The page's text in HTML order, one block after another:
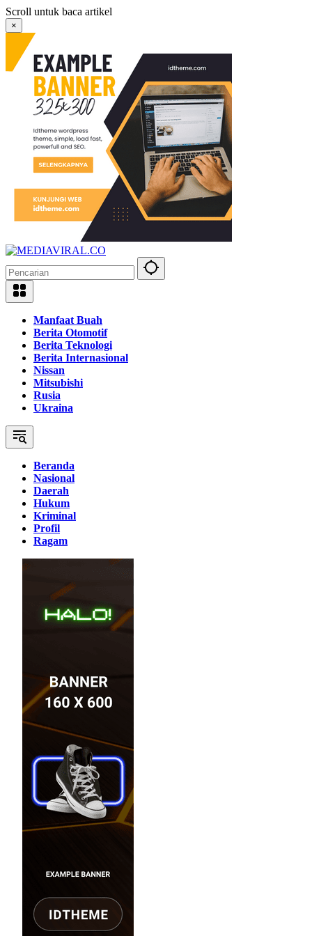
Langsung
ke
konten
Scroll untuk baca artikel
×
Manfaat Buah
Berita Otomotif
Berita Teknologi
Berita Internasional
Nissan
Mitsubishi
Rusia
Ukraina
Beranda
Nasional
Daerah
Hukum
Kriminal
Profil
Ragam